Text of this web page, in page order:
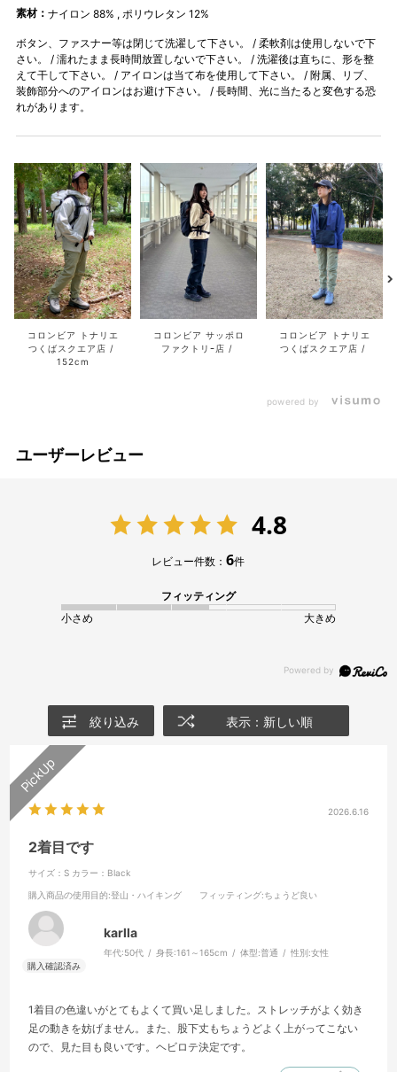
素材： ナイロン 88% , ポリウレタン 12%
ボタン、ファスナー等は閉じて洗濯して下さい。 / 柔軟剤は使用しないで下
さい。 / 濡れたまま長時間放置しないで下さい。 / 洗濯後は直ちに、形を整
えて干して下さい。 / アイロンは当て布を使用して下さい。 / 附属、リブ、
装飾部分へのアイロンはお避け下さい。 / 長時間、光に当たると変色する恐
れがあります。
コロンビア トナリエ
つくばスクエア店
152cm
コロンビア サッポロ
ファクトリｰ店
コロンビア トナリエ
つくばスクエア店
powered by
ユーザーレビュー
4.8
レビュー件数：6件
フィッティング
小さめ
大きめ
絞り込み 表示：新しい順
2026.6.16
2着目です
サイズ：S カラー：Black
購入商品の使用目的:登山・ハイキング フィッティング:ちょうど良い
karlla
年代:50代 身長:161～165cm 体型:普通 性別:女性
1着目の色違いがとてもよくて買い足しました。ストレッチがよく効き
足の動きを妨げません。また、股下丈もちょうどよく上がってこない
ので、見た目も良いです。ヘビロテ決定です。